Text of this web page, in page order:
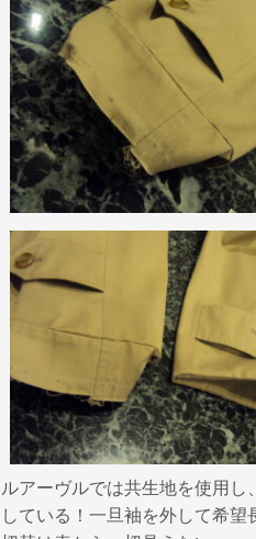
ルアーヴルでは共生地を使用
している！一旦袖を外して希